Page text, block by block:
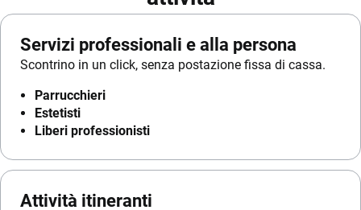
Servizi professionali e alla persona
Scontrino in un click, senza postazione fissa di cassa.
Parrucchieri
Estetisti
Liberi professionisti
Attività itineranti